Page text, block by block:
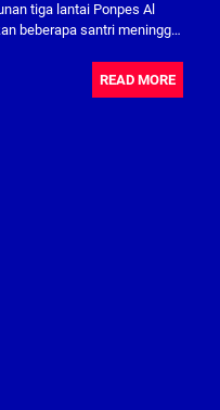
tiga lantai Ponpes Al
beberapa santri meninggal
READ MORE